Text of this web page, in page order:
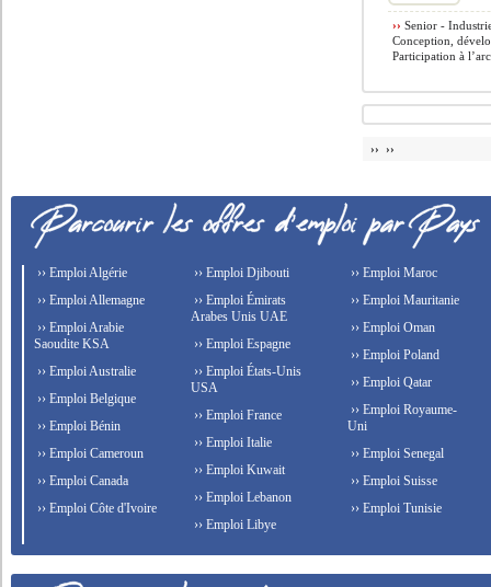
›› Senior -
Conception,
Participation à
›› ››
›› Emploi Algérie
›› Emploi Allemagne
›› Emploi Arabie
Saoudite KSA
›› Emploi Australie
›› Emploi Belgique
›› Emploi Bénin
›› Emploi Cameroun
›› Emploi Canada
›› Emploi Côte d'Ivoire
›› Emploi Djibouti
›› Emploi Émirats
Arabes Unis UAE
›› Emploi Espagne
›› Emploi États-Unis
USA
›› Emploi France
›› Emploi Italie
›› Emploi Kuwait
›› Emploi Lebanon
›› Emploi Libye
›› Emploi Maroc
›› Emploi Mauritanie
›› Emploi Oman
›› Emploi Poland
›› Emploi Qatar
›› Emploi Royaume-
Uni
›› Emploi Senegal
›› Emploi Suisse
›› Emploi Tunisie